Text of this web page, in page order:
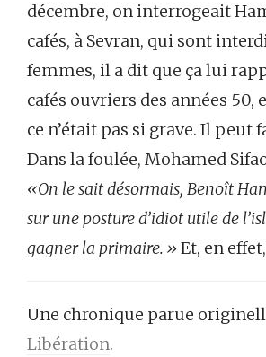
décembre, on interrogeait
cafés, à Sevran, qui sont
femmes, il a dit que ça lui
cafés ouvriers des années 50,
ce n’était pas si grave. Il peut
Dans la foulée, Mohamed
«On le sait désormais, Benoît
sur une posture d’idiot utile de
gagner la primaire.»Et, en
Une chronique parue
Libération.